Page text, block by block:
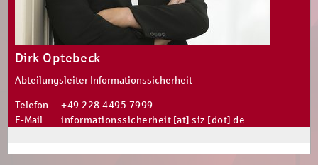
Dirk Optebeck
Abteilungsleiter Informationssicherheit
Telefon
+49 228 4495 7999
E-Mail
informationssicherheit [at] siz [dot] de